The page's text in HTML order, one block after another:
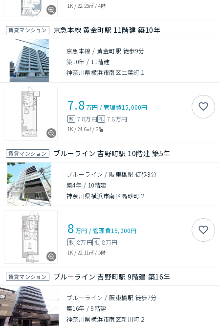
1K / 22.25㎡ / 4階
賃貸マンション 京急本線 黄金町駅 11階建 築10年
京急本線 / 黄金町駅 徒歩9分
築10年 / 11階建
神奈川県横浜市南区二葉町１
7.8万円 /管理費15,000円
敷 7.8万円礼 7.8万円
1K / 24.6㎡ / 2階
賃貸マンション ブルーライン 吉野町駅 10階建 築5年
ブルーライン / 阪東橋駅 徒歩9分
築4年 / 10階建
神奈川県横浜市南区高砂町２
8万円 /管理費15,000円
敷 8万円礼 8万円
1K / 22.11㎡ / 5階
賃貸マンション ブルーライン 吉野町駅 9階建 築16年
ブルーライン / 阪東橋駅 徒歩7分
築16年 /9階建
神奈川県横浜市南区新川町２